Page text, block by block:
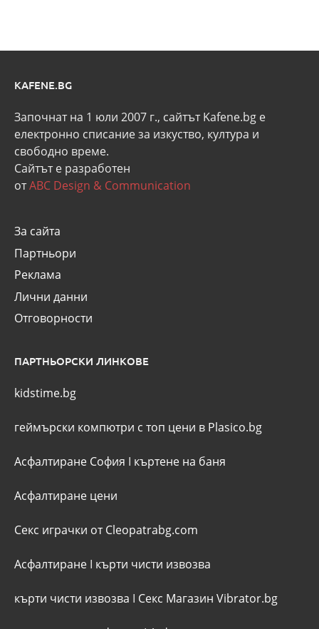
KAFENE.BG
Започнат на 1 юли 2007 г., сайтът Kafene.bg e
eлектронно списание за изкуство, култура и
свободно време.
Сайтът е разработен
отABC Design & Communication
За сайта
Партньори
Реклама
Лични данни
Отговорности
ПАРТНЬОРСКИ ЛИНКОВЕ
kidstime.bg
геймърски компютри с топ цени в Plasico.bg
Асфалтиране София I къртене на баня
Асфалтиране цени
Секс играчки от Cleopatrabg.com
Асфалтиране I кърти чисти извозва
кърти чисти извозва I Секс Магазин Vibrator.bg